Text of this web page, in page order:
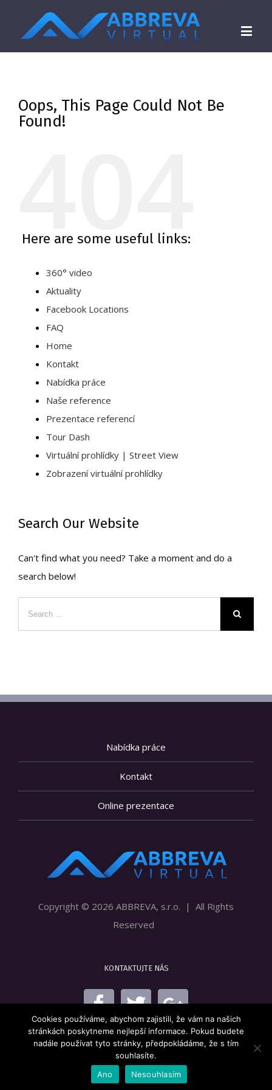
Oops, This Page Could Not Be
Found!
Here are some useful links:
360° video
Aktuality
Facebook Locations
FAQ
Home
Kontakt
Nabídka práce
Naše reference
Prezentace referencí
Tour Dash
Virtuální prohlídky | Street View
Zobrazení virtuální prohlídky
Search Our Website
Can't find what you need? Take a moment and do a
search below!
Nabídka práce
Kontakt
Online prezentace
Copyright © 2026 ABBREVA, s.r.o. | All Rights
Reserved
KONTAKTUJTE NÁS
Cookies používáme, abychom zajistili, že vám na našich
stránkách poskytneme nejlepší informace. Pokud budete
nadále používat tyto stránky, předpokládáme, že s tím
souhlasíte.
Ano
Nesouhlasím